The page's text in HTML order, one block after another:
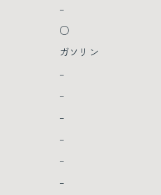
–
○
ガソリン
–
–
–
–
–
–